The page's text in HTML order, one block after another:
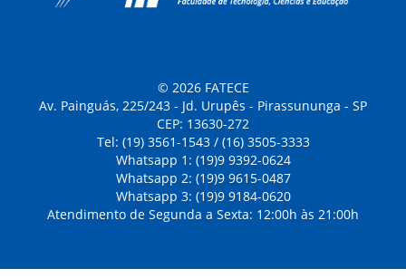
© 2026 FATECE
Av. Painguás, 225/243 - Jd. Urupês - Pirassununga - SP
CEP: 13630-272
Tel: (19) 3561-1543 / (16) 3505-3333
Whatsapp 1: (19)9 9392-0624
Whatsapp 2: (19)9 9615-0487
Whatsapp 3: (19)9 9184-0620
Atendimento de Segunda a Sexta: 12:00h às 21:00h